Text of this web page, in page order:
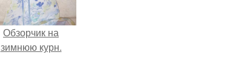
Обзорчик на
зимнюю курн.